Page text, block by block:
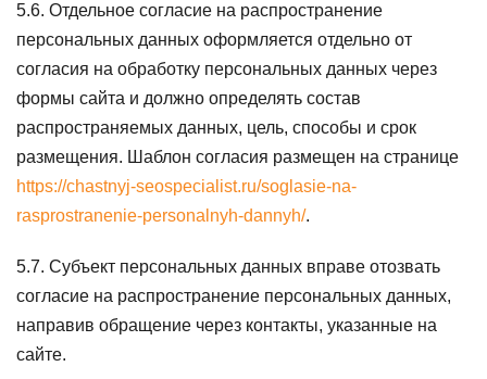
5.6. Отдельное согласие на распространение
персональных данных оформляется отдельно от
согласия на обработку персональных данных через
формы сайта и должно определять состав
распространяемых данных, цель, способы и срок
размещения. Шаблон согласия размещен на странице
https://chastnyj-seospecialist.ru/soglasie-na-
rasprostranenie-personalnyh-dannyh/.
5.7. Субъект персональных данных вправе отозвать
согласие на распространение персональных данных,
направив обращение через контакты, указанные на
сайте.